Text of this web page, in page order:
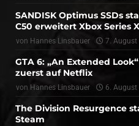
SANDISK Optimus SSDs
C50 erweitert Xbox Series
von Hannes Linsbauer 7. August
GTA 6: „An Extended
zuerst auf Netflix
von Hannes Linsbauer 6. August
The Division Resurgence
Steam